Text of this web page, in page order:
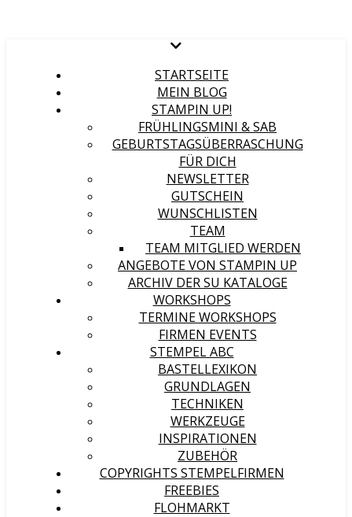
STARTSEITE
MEIN BLOG
STAMPIN UP!
FRÜHLINGSMINI & SAB
GEBURTSTAGSÜBERRASCHUNG
FÜR DICH
NEWSLETTER
GUTSCHEIN
WUNSCHLISTEN
TEAM
TEAM MITGLIED WERDEN
ANGEBOTE VON STAMPIN UP
ARCHIV DER SU KATALOGE
WORKSHOPS
TERMINE WORKSHOPS
FIRMEN EVENTS
STEMPEL ABC
BASTELLEXIKON
GRUNDLAGEN
TECHNIKEN
WERKZEUGE
INSPIRATIONEN
ZUBEHÖR
COPYRIGHTS STEMPELFIRMEN
FREEBIES
FLOHMARKT